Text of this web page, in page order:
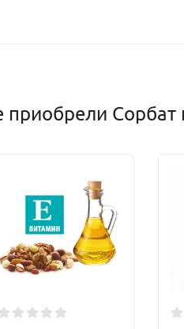
приобрели Сорбат